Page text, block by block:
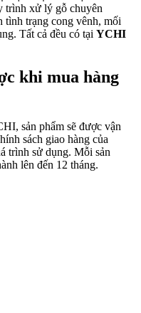
trình xử lý gỗ chuyên
tình trạng cong vênh, mối
Tất cả đều có tại YCHI
khi mua hàng
sản phẩm sẽ được vận
sách giao hàng của
trình sử dụng. Mỗi sản
lên đến 12 tháng.